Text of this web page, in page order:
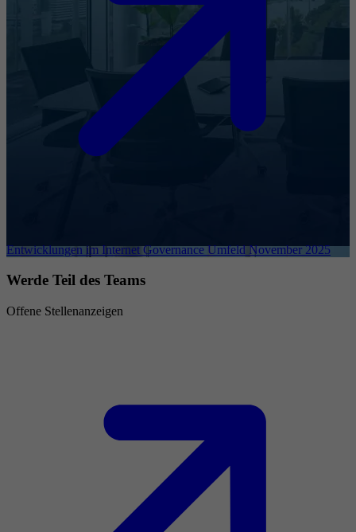
Entwicklungen im Internet Governance Umfeld November 2025
Werde Teil des Teams
Offene Stellenanzeigen